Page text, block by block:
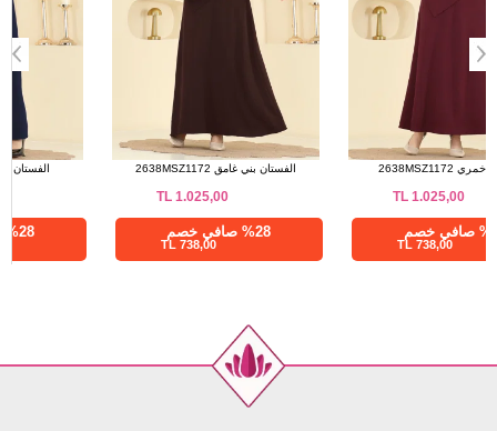
الفستان بني غامق 2638MSZ1172
%28 صافي خصم
الفستان خمري 2638MSZ1172
%28 صافي خصم